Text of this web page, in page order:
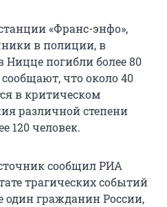
«Франс-энфо»,
в полиции, в
Ницце погибли более 80
что около 40
в критическом
различной степени
120 человек.
сообщил РИА
трагических событий
гражданин России,